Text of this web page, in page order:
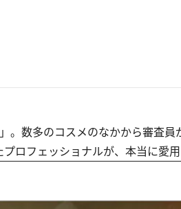
数多のコスメのなかから審査員
フェッショナルが、本当に愛用